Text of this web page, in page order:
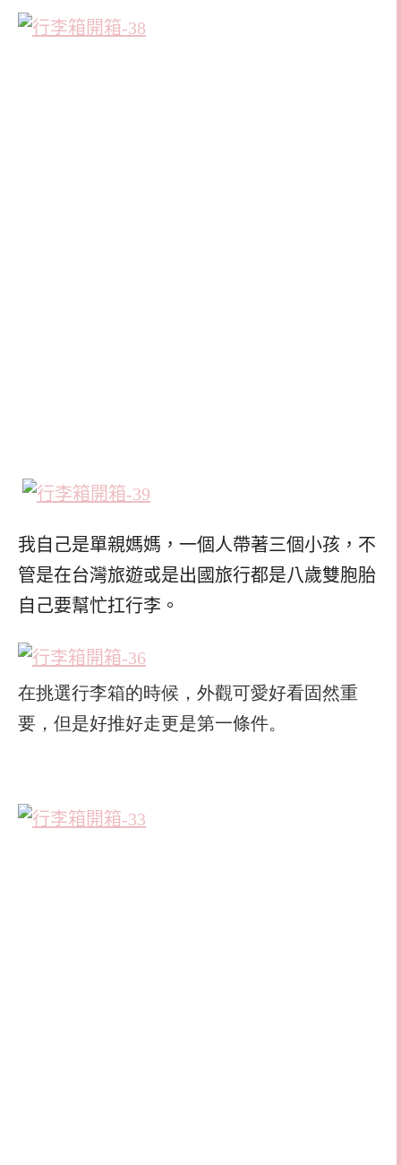
我自己是單親媽媽，一個人帶著三個小孩，不
管是在台灣旅遊或是出國旅行都是八歲雙胞胎
自己要幫忙扛行李。
在挑選行李箱的時候，外觀可愛好看固然重
要，但是好推好走更是第一條件。